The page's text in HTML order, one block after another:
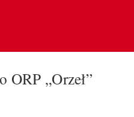
„Orzeł”